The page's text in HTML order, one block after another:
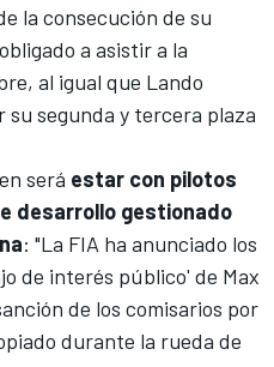
la consecución de su
a asistir a la
al igual que Lando
su segunda y tercera plaza
será estar con pilotos
desarrollo gestionado
: "La FIA ha anunciado los
de interés público' de Max
de los comisarios por
durante la rueda de